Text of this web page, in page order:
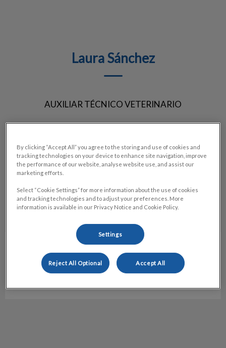
Laura Sánchez
AUXILIAR TÉCNICO VETERINARIO
Auxiliar Técnico Veterinario
Hospital Veterinario Molins
By clicking “Accept All” you agree to the storing and use of cookies and
tracking technologies on your device to enhance site navigation, improve
the performance of our website, analyse website use, and assist our
marketing efforts.
Select “Cookie Settings” for more information about the use of cookies
and tracking technologies and to adjust your preferences. More
information is available in our Privacy Notice and Cookie Policy.
Settings
Reject All Optional Accept All